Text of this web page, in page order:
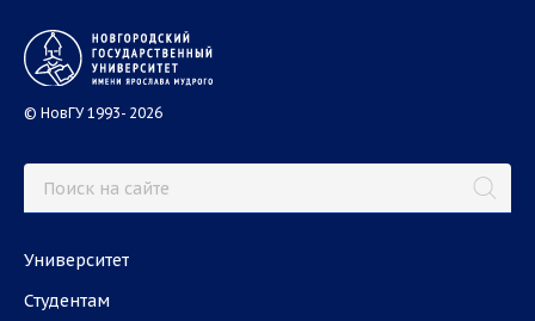
© НовГУ 1993- 2026
Университет
Студентам